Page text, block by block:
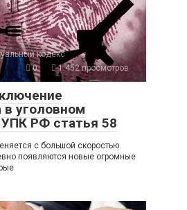
кодекс
0
1 452 просмотров
в уголовном
РФ статья 58
с большой скоростью.
появляются новые огромные